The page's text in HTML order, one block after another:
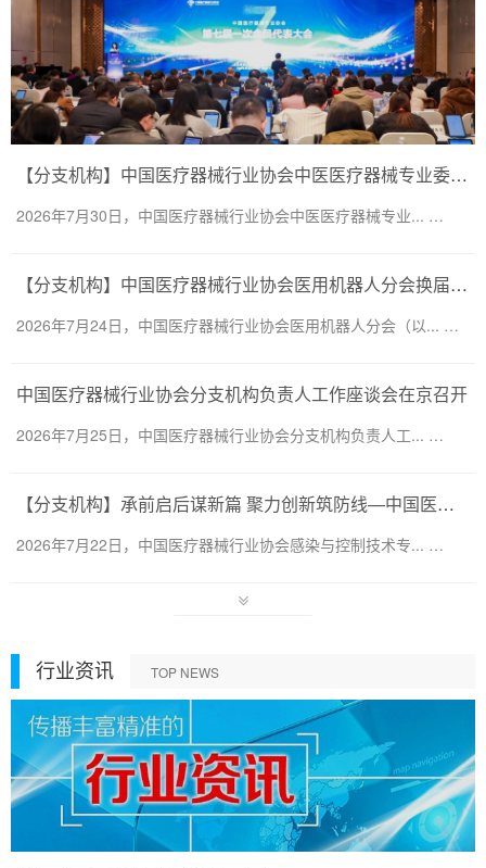
【分支机构】中国医疗器械行业协会中医医疗器械专业委员会换届会议暨第二届一次委员大会圆满召开
2026年7月30日，中国医疗器械行业协会中医医疗器械专业... …
【分支机构】中国医疗器械行业协会医用机器人分会换届会议暨医用机器人创新大会顺利召开
2026年7月24日，中国医疗器械行业协会医用机器人分会（以... …
中国医疗器械行业协会分支机构负责人工作座谈会在京召开
2026年7月25日，中国医疗器械行业协会分支机构负责人工... …
【分支机构】承前启后谋新篇 聚力创新筑防线—中国医疗器械行业协会感染与控制技术专业委员会换届会暨第六届第一次会员代表大会圆满召开
2026年7月22日，中国医疗器械行业协会感染与控制技术专... …
行业资讯 TOP NEWS